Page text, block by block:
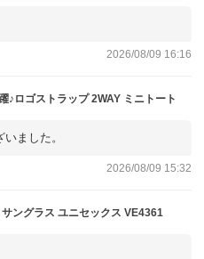
2026/08/09 16:16
♪ロゴストラップ 2WAY ミニトート
ました。
2026/08/09 15:32
ングラス ユニセックス VE4361